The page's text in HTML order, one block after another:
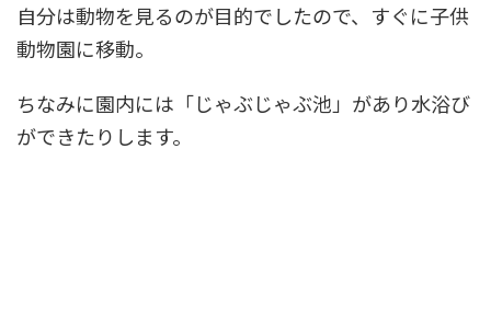
自分は動物を見るのが目的でしたので、すぐに子供
動物園に移動。
ちなみに園内には「じゃぶじゃぶ池」があり水浴び
ができたりします。